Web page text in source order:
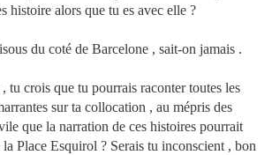
histoire alors que tu es avec elle ?
du coté de Barcelone , sait-on jamais .
tu crois que tu pourrais raconter toutes les
sur ta collocation , au mépris des
que la narration de ces histoires pourrait
Place Esquirol ? Serais tu inconscient , bon